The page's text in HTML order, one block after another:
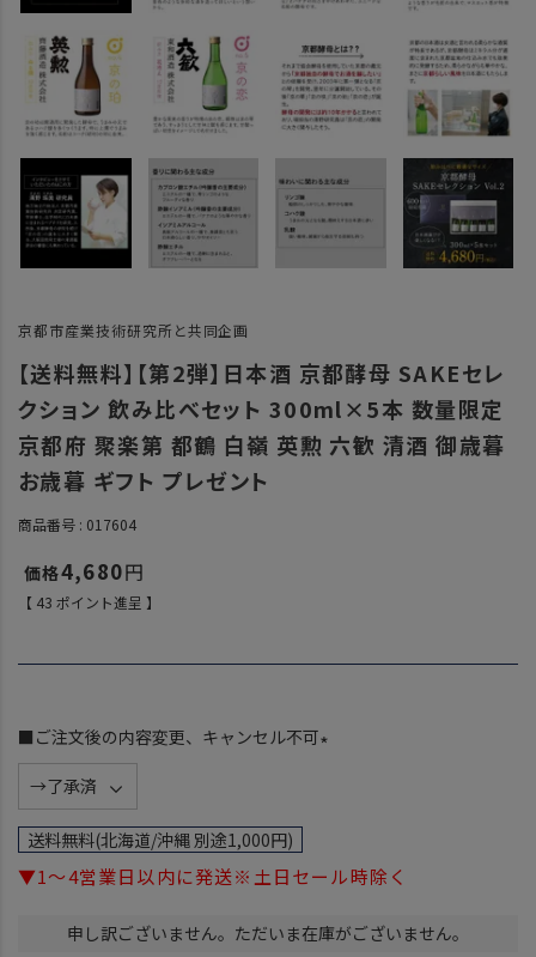
京都市産業技術研究所と共同企画
【送料無料】【第2弾】日本酒 京都酵母 SAKEセレ
クション 飲み比べセット 300ml×5本 数量限定
京都府 聚楽第 都鶴 白嶺 英勲 六歓 清酒 御歳暮
お歳暮 ギフト プレゼント
商品番号 017604
4,680
【 43 ポイント進呈 】
■ご注文後の内容変更、キャンセル不可
送料無料(北海道/沖縄 別途1,000円)
▼1～4営業日以内に発送※土日セール時除く
申し訳ございません。ただいま在庫がございません。